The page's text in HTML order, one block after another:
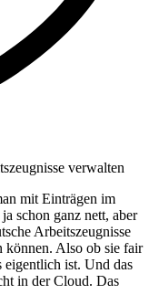
verwalten
mit Einträgen im
schon ganz nett, aber
Arbeitszeugnisse
können. Also ob sie fair
eigentlich ist. Und das
in der Cloud. Das